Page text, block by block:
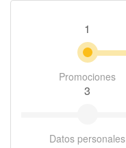
1
Promociones
3
Datos personales